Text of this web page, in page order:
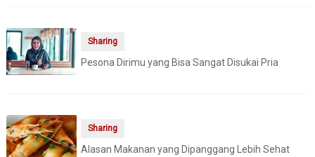
Sharing
Pesona Dirimu yang Bisa Sangat Disukai Pria
Sharing
Alasan Makanan yang Dipanggang Lebih Sehat